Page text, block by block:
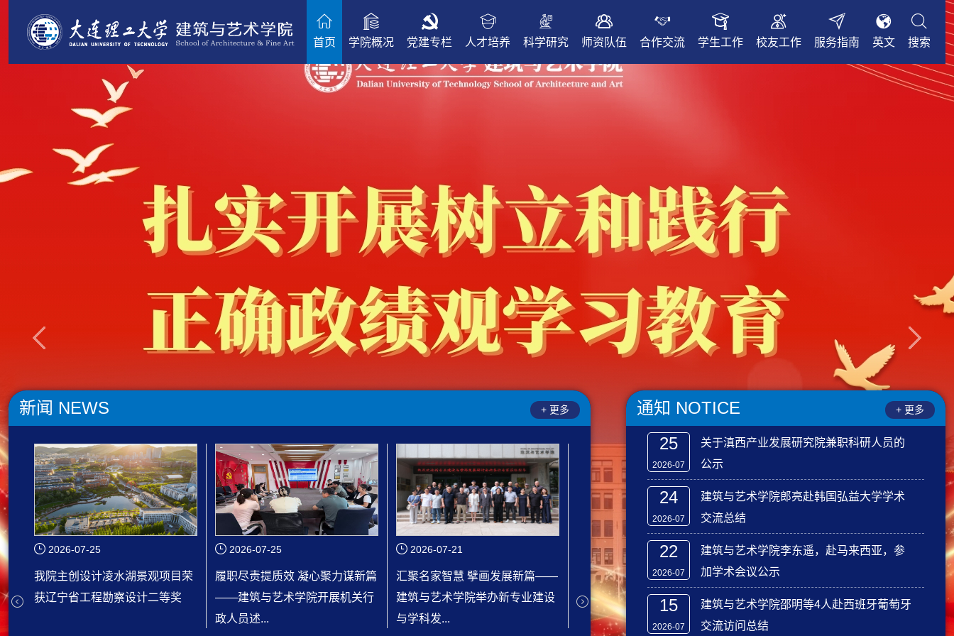
首页 学院概况 党建专栏 人才培养 科学研究 师资队伍 合作交流 学生工作 校友工作 服务指南 英文 搜索
新闻 NEWS + 更多
2026-07-25
履职尽责提质效 凝心聚力谋新篇
——建筑与艺术学院开展机关行
2026-07-21
汇聚名家智慧 擘画发展新篇——
建筑与艺术学院举办新专业建设
与学科发...
2026-07-17
校企合作，产教融合|建筑与艺术
学院携手大连森林动物园打造林
间艺术新景
2026-07-17
第十二届大连理工大学国际青年
学者交流会建筑与艺术学院分论
坛圆满举办
2026-07-08
建筑与艺术学院党委举办中国共
产党人的精神谱系主题版画展
通知 NOTICE + 更多
25
2026-07
关于滇西产业发展研究院兼职科研人员的
公示
24
2026-07
建筑与艺术学院郎亮赴韩国弘益大学学术
交流总结
22
2026-07
建筑与艺术学院李东遥，赴马来西亚，参
加学术会议公示
15
2026-07
建筑与艺术学院邵明等4人赴西班牙葡萄牙
交流访问总结